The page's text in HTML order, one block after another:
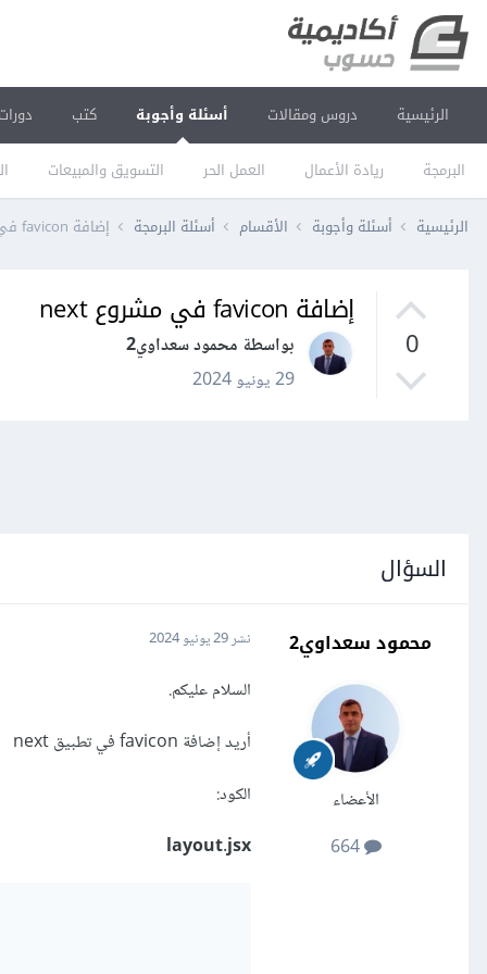
الرئيسية دروس ومقالات أسئلة وأجوبة
البرمجة ريادة الأعمال العمل الحر التسويق والمبيعات
كتب
الرئيسية أسئلة وأجوبة الأقسام أسئلة البرمجة إضافة favicon في مشروع next
0
إضافة favicon في مشروع next
بواسطة محمود سعداوي2
29 يونيو 2024
السؤال
محمود سعداوي2
الأعضاء
664
نشر29 يونيو 2024
السلام عليكم.
أريد إضافة favicon في تطبيق next
الكود:
layout.jsx